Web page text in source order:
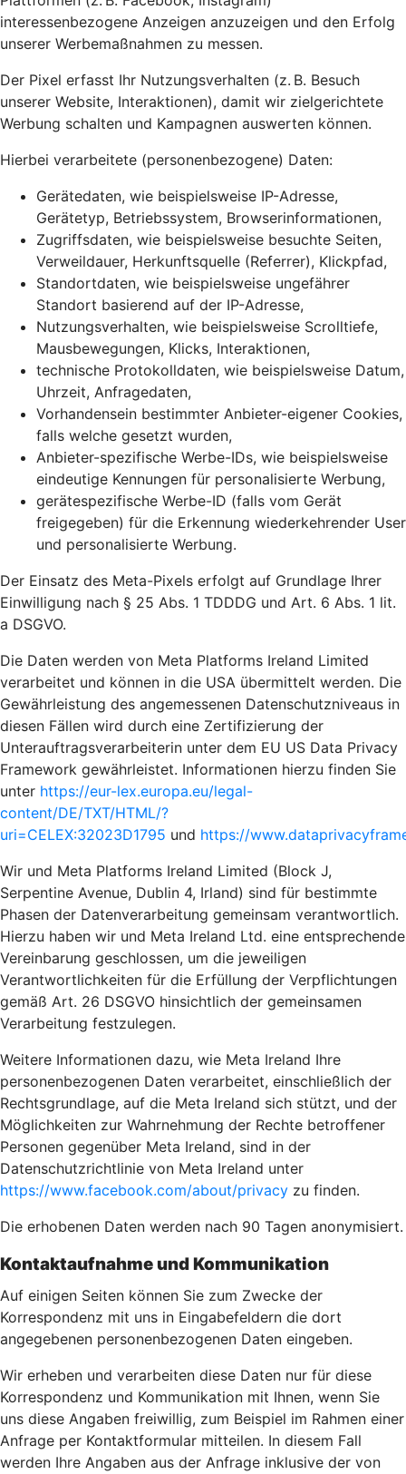
interessenbezogene Anzeigen anzuzeigen und den Erfolg
unserer Werbemaßnahmen zu messen.
Der Pixel erfasst Ihr Nutzungsverhalten (z. B. Besuch
unserer Website, Interaktionen), damit wir zielgerichtete
Werbung schalten und Kampagnen auswerten können.
Hierbei verarbeitete (personenbezogene) Daten:
Gerätedaten, wie beispielsweise IP-Adresse,
Gerätetyp, Betriebssystem, Browserinformationen,
Zugriffsdaten, wie beispielsweise besuchte Seiten,
Verweildauer, Herkunftsquelle (Referrer), Klickpfad,
Standortdaten, wie beispielsweise ungefährer
Standort basierend auf der IP-Adresse,
Nutzungsverhalten, wie beispielsweise Scrolltiefe,
Mausbewegungen, Klicks, Interaktionen,
technische Protokolldaten, wie beispielsweise Datum,
Uhrzeit, Anfragedaten,
Vorhandensein bestimmter Anbieter-eigener Cookies,
falls welche gesetzt wurden,
Anbieter-spezifische Werbe-IDs, wie beispielsweise
eindeutige Kennungen für personalisierte Werbung,
gerätespezifische Werbe-ID (falls vom Gerät
freigegeben) für die Erkennung wiederkehrender User
und personalisierte Werbung.
Der Einsatz des Meta-Pixels erfolgt auf Grundlage Ihrer
Einwilligung nach § 25 Abs. 1 TDDDG und Art. 6 Abs. 1 lit.
a DSGVO.
Die Daten werden von Meta Platforms Ireland Limited
verarbeitet und können in die USA übermittelt werden. Die
Gewährleistung des angemessenen Datenschutzniveaus in
diesen Fällen wird durch eine Zertifizierung der
Unterauftragsverarbeiterin unter dem EU US Data Privacy
Framework gewährleistet. Informationen hierzu finden Sie
unter https://eur-lex.europa.eu/legal-
content/DE/TXT/HTML/?
uri=CELEX:32023D1795 und https://
Wir und Meta Platforms Ireland Limited (Block J,
Serpentine Avenue, Dublin 4, Irland) sind für bestimmte
Phasen der Datenverarbeitung gemeinsam verantwortlich.
Hierzu haben wir und Meta Ireland Ltd. eine entsprechende
Vereinbarung geschlossen, um die jeweiligen
Verantwortlichkeiten für die Erfüllung der Verpflichtungen
gemäß Art. 26 DSGVO hinsichtlich der gemeinsamen
Verarbeitung festzulegen.
Weitere Informationen dazu, wie Meta Ireland Ihre
personenbezogenen Daten verarbeitet, einschließlich der
Rechtsgrundlage, auf die Meta Ireland sich stützt, und der
Möglichkeiten zur Wahrnehmung der Rechte betroffener
Personen gegenüber Meta Ireland, sind in der
Datenschutzrichtlinie von Meta Ireland unter
https://www.facebook.com/about/privacy zu finden.
Die erhobenen Daten werden nach 90 Tagen anonymisiert.
Kontaktaufnahme und Kommunikation
Auf einigen Seiten können Sie zum Zwecke der
Korrespondenz mit uns in Eingabefeldern die dort
angegebenen personenbezogenen Daten eingeben.
Wir erheben und verarbeiten diese Daten nur für diese
Korrespondenz und Kommunikation mit Ihnen, wenn Sie
uns diese Angaben freiwillig, zum Beispiel im Rahmen einer
Anfrage per Kontaktformular mitteilen. In diesem Fall
werden Ihre Angaben aus der Anfrage inklusive der von